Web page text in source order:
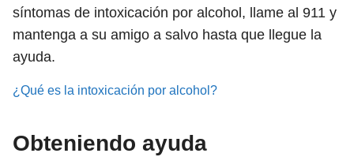
síntomas de intoxicación por alcohol, llame al 911 y
mantenga a su amigo a salvo hasta que llegue la
ayuda.
¿Qué es la intoxicación por alcohol?
Obteniendo ayuda